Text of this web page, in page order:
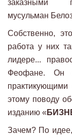
заказными
мусульман
Собственно,
работа у них
лидере...
Феофане. Он
этому поводу
изданию «
Зачем? По идее,